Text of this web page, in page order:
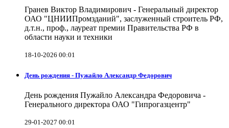
Гранев Виктор Владимирович - Генеральный директор
ОАО "ЦНИИПромзданий", заслуженный строитель РФ,
д.т.н., проф., лауреат премии Правительства РФ в
области науки и техники
18-10-2026 00:01
День рождения - Пужайло Александр Федорович
День рождения Пужайло Александра Федоровича -
Генерального директора ОАО "Гипрогазцентр"
29-01-2027 00:01